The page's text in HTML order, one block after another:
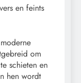
en feints
om
schieten en
hen wordt